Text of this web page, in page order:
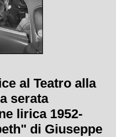
al Teatro alla
serata
lirica 1952-
di Giuseppe